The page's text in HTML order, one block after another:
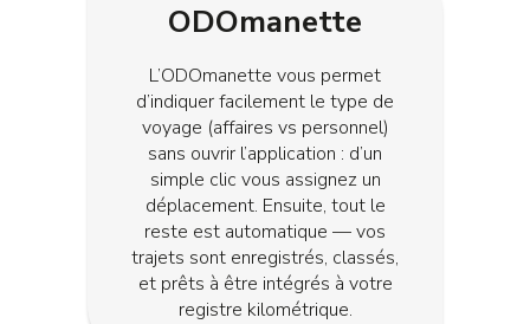
ODOmanette
L’ODOmanette vous permet
d’indiquer facilement le type de
voyage (affaires vs personnel)
sans ouvrir l’application : d’un
simple clic vous assignez un
déplacement. Ensuite, tout le
reste est automatique — vos
trajets sont enregistrés, classés,
et prêts à être intégrés à votre
registre kilométrique.